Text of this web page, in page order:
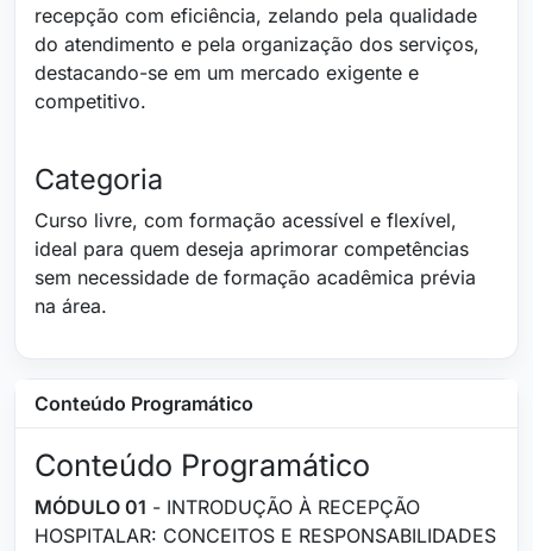
recepção com eficiência, zelando pela qualidade
do atendimento e pela organização dos serviços,
destacando-se em um mercado exigente e
competitivo.
Categoria
Curso livre, com formação acessível e flexível,
ideal para quem deseja aprimorar competências
sem necessidade de formação acadêmica prévia
na área.
Conteúdo Programático
Conteúdo Programático
MÓDULO 01 - INTRODUÇÃO À RECEPÇÃO
HOSPITALAR: CONCEITOS E RESPONSABILIDADES